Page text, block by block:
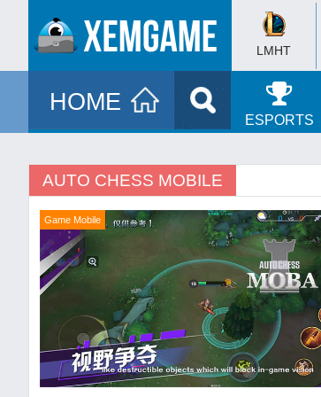
LMHT
HOME
ESPORTS
AUTO CHESS MOBILE
Game Mobile